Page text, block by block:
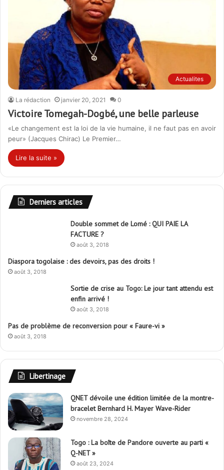
Actualites
La rédaction janvier 20, 2021 0
Victoire Tomegah-Dogbé, une belle parleuse
«Le changement est la loi de la vie humaine, il ne faut pas en avoir
peur» (Jacques Chirac) Le Premier…
Lire la suite »
Derniers articles
Double sommet de Lomé : QUI PAIE LA
FACTURE ?
août 3, 2018
Diaspora togolaise : des devoirs, pas des droits !
août 3, 2018
Sortie de crise au Togo: Le jour tant attendu est
enfin arrivé !
août 3, 2018
Pas de problème de reconversion pour « Faure-vi »
août 3, 2018
Libertinage
QNET dévoile une édition limitée de la montre-
bracelet Bernhard H. Mayer Wave-Rider
novembre 28, 2024
Togo : La boîte de Pandore ouverte au parti «
Q-NET »
août 23, 2024